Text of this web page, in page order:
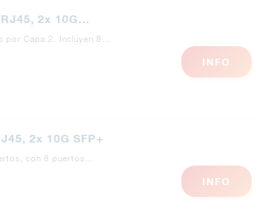
2x 10G…
por Capa 2. Incluyen 8…
INFO
2x 10G SFP+
con 8 puertos…
INFO